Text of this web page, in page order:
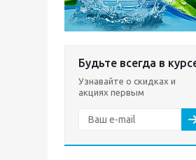
Будьте всегда в
Узнавайте о скидках и
акциях первым